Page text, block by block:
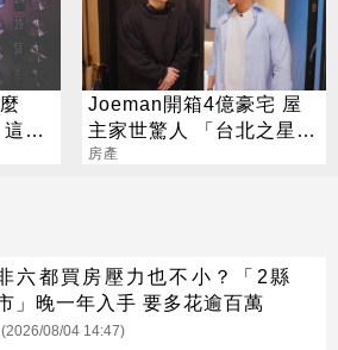
件
Joeman開箱4億豪宅 屋
主家世驚人 「台北之星」
他爸蓋的
房產
六都買房壓力也不小？「2縣
」晚一年入手 要多花逾百萬
(2026/08/04 14:47)